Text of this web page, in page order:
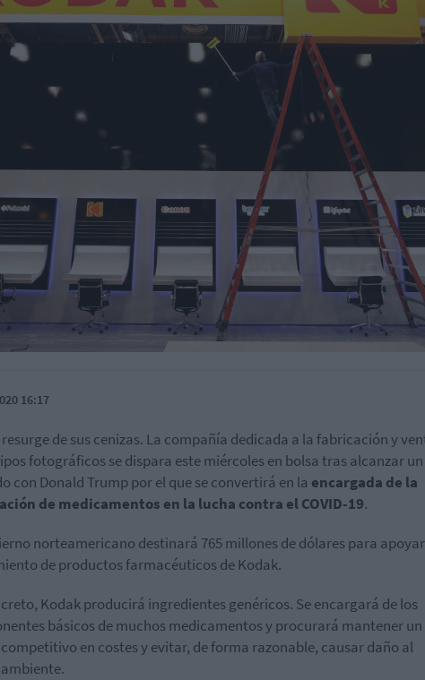
16:17
de sus cenizas. La compañía dedicada a la fabricación y
fotográficos se dispara este miércoles en bolsa tras alcanzar un
con Donald Trump por el que se convertirá en la encargada de la
de medicamentos en la lucha contra el COVID-19.
norteamericano destinará 765 millones de dólares para
de productos farmacéuticos de Kodak.
Kodak producirá ingredientes genéricos. Se encargará de los
básicos de muchos medicamentos y procurará mantener un
en costes y evitar, de forma razonable, causar daño al